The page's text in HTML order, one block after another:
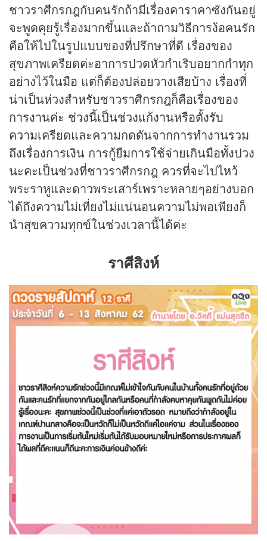
ชาวราศีกรกฎกับคนรักถ้ามีเรื่องคาราคาซังกันอยู่
จะพูดคุยรู้เรื่องมากขึ้นและถ้าถามวิธีการง้อคนรัก
คือให้ไปในรูปแบบของที่ปรึกษาที่ดี เรื่องของ
สุขภาพเครียดค่ะอาการปวดหัวกำเริบอยากกำทุก
อย่างไว้ในมือ แต่ก็ต้องปล่อยวางเสียบ้าง เรื่องที่
น่าเป็นห่วงสำหรับชาวราศีกรกฎก็คือเรื่องของ
การงานค่ะ ช่วงนี้เป็นช่วงแก้งานหรือตั้งรับ
ความเครียดและความกดดันจากการทำงานรวม
ถึงเรื่องการเงิน การกู้ยืมการใช้จ่ายเกินมือทั้งปวง
นะคะเป็นช่วงที่ชาวราศีกรกฎ ควรที่จะไปไหว้
พระราหูและดาวพระเสาร์เพราะหลายๆอย่างบอก
ได้ถึงความไม่เที่ยงไม่แน่นอนความไม่พอเพียงก็
นำสุขความทุกข์ในช่วงเวลานี้ได้ค่ะ
ราศีสิงห์